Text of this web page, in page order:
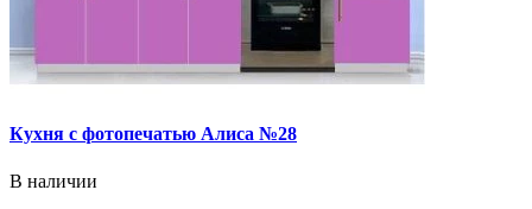
Кухня с фотопечатью Алиса №28
В наличии